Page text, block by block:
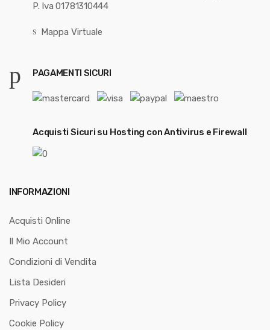
P. Iva 01781310444
Mappa Virtuale
PAGAMENTI SICURI
Acquisti Sicuri su Hosting con Antivirus e Firewall
INFORMAZIONI
Acquisti Online
Il Mio Account
Condizioni di Vendita
Lista Desideri
Privacy Policy
Cookie Policy